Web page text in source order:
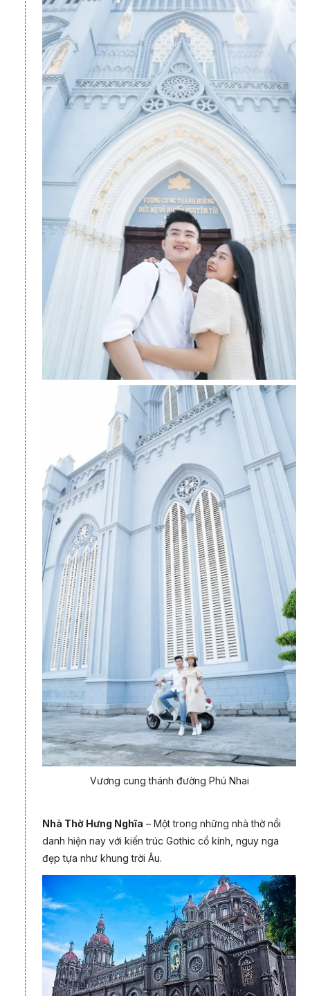
Nhà thờ đổ Hải Lý (Ảnh Quang Minh)
Những điểm nổi bật trong Tour Nam Định khám phá
xứ sở của những nhà Thờ đẹp nhất Việt Nam:
- Ghé thăm Bảo Tàng Đồng Quê– Nơi lưu trú gần 20.000 tài
liệu, hiện vật, tác phẩm nghệ thuật, tôn giáo…
- Tham quan những nhà thờ cổ kính với lối kiến trúc độc đáo:
Nhà thờ cổ Xương Điền
nhà thờ Hưng Nghĩa.
- Lạc bước giữa trời Tây với
Vương cung Thánh đường Phú
Nhai
cùng phong cách kiến trúc Gothic đậm dấu ấn Tây Ban
Nha
- Thăm quan xưởng sản xuất và sửa chữa kènĐồng làng
Phạm Pháo
– Nơi duy nhất cả nước hiện còn giữ nghề sửa
chữa kèn đồng
Vườn quốc gia Xuân Thủy- Đây còn là khu Ramsar đầu
tiên của Việt Nam và Đông Nam Á được xem như “sân ga” của
nhiều loài chim di cư quý hiếm
- Thưởng thức ẩm thực đa dạng, phong phú với những món
ăn mang đậm chất Nam Định như:
+ Nét đặc trưng, độc quyền chẳng hề pha trộn của Phở bò
Nam Định
+ Món bún cá, bún sung, bún chả với hương vị truyền thống
và sự mộc mạc, dân dã
+ Mùi vị hấp dẫn của món Xíu Páo
+ Cùng khám phá nét độc đáo trong nét ẩm thực của rất
nhiều món ăn khác: kem xôi, xôi xíu, bánh rán ngọt, bánh
chuối, bánh gối…..
Món ăn mỗi khi nhắc tới Nam Định
Vương cung thánh đường Phú Nhai
Nhà Thờ Hưng Nghĩa – Một trong những nhà thờ nổi
danh hiện nay với kiến trúc Gothic cổ kính, nguy nga
đẹp tựa như khung trời Âu.